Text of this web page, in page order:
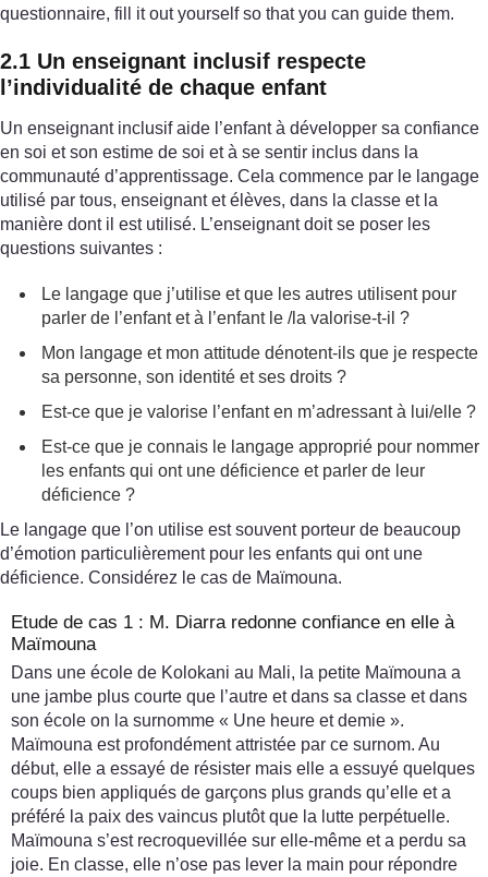
questionnaire, fill it out yourself so that you can guide them.
2.1 Un enseignant inclusif respecte
l’individualité de chaque enfant
Un enseignant inclusif aide l’enfant à développer sa confiance
en soi et son estime de soi et à se sentir inclus dans la
communauté d’apprentissage. Cela commence par le langage
utilisé par tous, enseignant et élèves, dans la classe et la
manière dont il est utilisé. L’enseignant doit se poser les
questions suivantes :
Le langage que j’utilise et que les autres utilisent pour
parler de l’enfant et à l’enfant le /la valorise-t-il ?
Mon langage et mon attitude dénotent-ils que je respecte
sa personne, son identité et ses droits ?
Est-ce que je valorise l’enfant en m’adressant à lui/elle ?
Est-ce que je connais le langage approprié pour nommer
les enfants qui ont une déficience et parler de leur
déficience ?
Le langage que l’on utilise est souvent porteur de beaucoup
d’émotion particulièrement pour les enfants qui ont une
déficience. Considérez le cas de Maïmouna.
Etude de cas 1 : M. Diarra redonne confiance en elle à
Maïmouna
Dans une école de Kolokani au Mali, la petite Maïmouna a
une jambe plus courte que l’autre et dans sa classe et dans
son école on la surnomme « Une heure et demie ».
Maïmouna est profondément attristée par ce surnom. Au
début, elle a essayé de résister mais elle a essuyé quelques
coups bien appliqués de garçons plus grands qu’elle et a
préféré la paix des vaincus plutôt que la lutte perpétuelle.
Maïmouna s’est recroquevillée sur elle-même et a perdu sa
joie. En classe, elle n’ose pas lever la main pour répondre